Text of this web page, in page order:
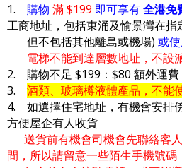
1. 購物 滿 $199 即可享有全港免
工商地址，包括東涌及愉景灣在指
但不包括其他離島或機場) 或
電梯不能到達層數地址，不設
2. 購物不足 $199：$80 額外運費
3. 酒類、玻璃樽液體產品，不能
4. 如選擇住宅地址，有機會安排
方便屋企有人收貨
送貨前有機會司機會先聯絡客
間，所以請留意一些陌生手機號碼